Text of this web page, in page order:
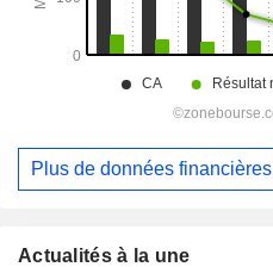
Plus de données financières
Actualités à la une